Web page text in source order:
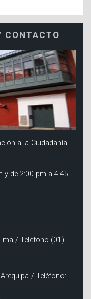
CONTACTO
a la Ciudadanía
y de 2:00 pm a 4:45
/ Teléfono (01)
/ Teléfono: